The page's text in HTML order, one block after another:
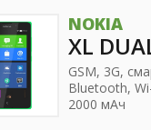
NOKIA
XL
GSM, 3G,
Bluetooth,
2000 мАч